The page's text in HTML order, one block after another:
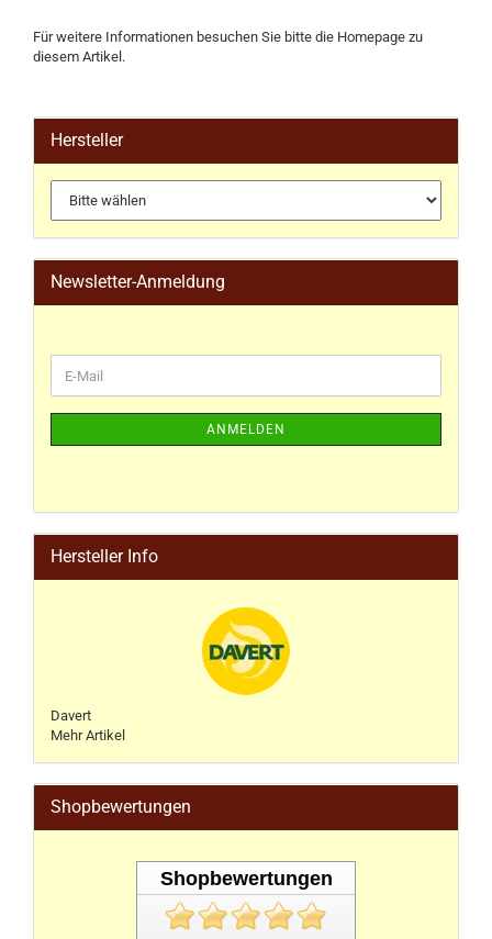
Für weitere Informationen besuchen Sie bitte die Homepage zu
diesem Artikel.
Hersteller
Newsletter-Anmeldung
ANMELDEN
Hersteller Info
Davert
Mehr Artikel
Shopbewertungen
Shopbewertungen